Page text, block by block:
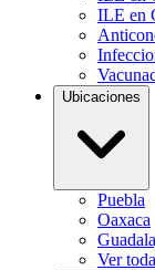
ILE en
Ubicaciones
Puebla
Oaxaca
Ver